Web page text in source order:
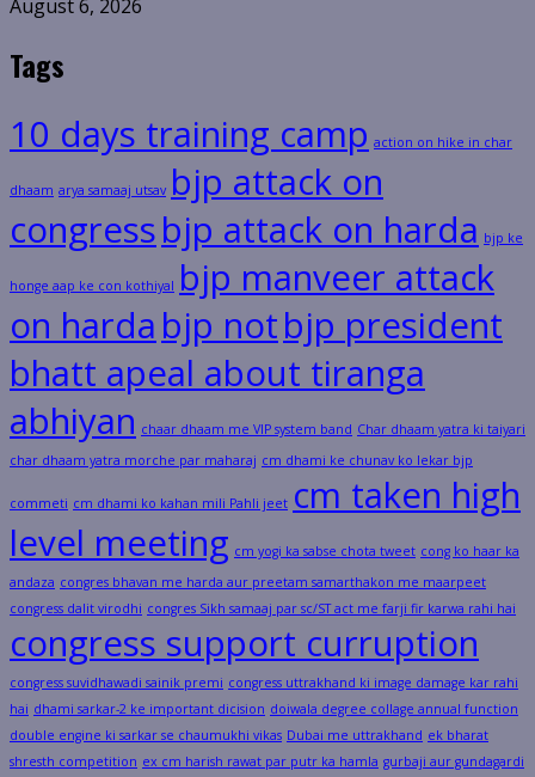
August 6, 2026
Tags
10 days training camp action on hike in char
dhaam arya samaaj utsav bjp attack on
congressbjp attack on harda bjp ke
honge aap ke con kothiyal bjp manveer attack
on harda bjp notbjp president
bhatt apeal about tiranga
abhiyan chaar dhaam me VIP system band Char dhaam yatra ki taiyari
char dhaam yatra morche par maharaj cm dhami ke chunav ko lekar bjp
commeti cm dhami ko kahan mili Pahli jeet cm taken high
level meeting cm yogi ka sabse chota tweet cong ko haar ka
andaza congres bhavan me harda aur preetam samarthakon me maarpeet
congress dalit virodhi congres Sikh samaaj par sc/ST act me farji fir karwa rahi hai
congress support curruption
congress suvidhawadi sainik premi congress uttrakhand ki image damage kar rahi
hai dhami sarkar-2 ke important dicision doiwala degree collage annual function
double engine ki sarkar se chaumukhi vikas Dubai me uttrakhand ek bharat
shresth competition ex cm harish rawat par putr ka hamla gurbaji aur gundagardi